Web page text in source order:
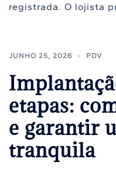
registrada. O lojista
JUNHO 25, 2026 PDV
etapas:
e garantir
tranquila